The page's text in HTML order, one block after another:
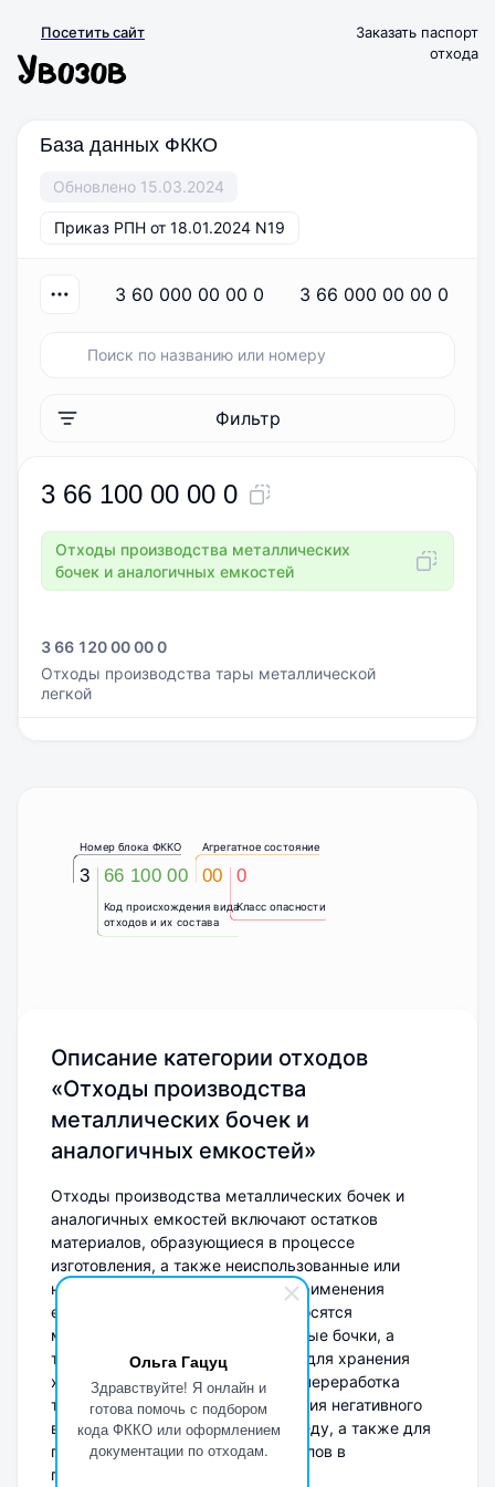
Ольга Гацуц
Здравствуйте! Я онлайн и
готова помочь с подбором
кода ФККО или оформлением
документации по отходам.
Посетить сайт
Заказать паспорт
отхода
База данных ФККО
Обновлено 15.03.2024
Приказ РПН от 18.01.2024 N19
3 60 000 00 00 0 3 66 000 00 00 0
Фильтр
3 66 100 00 00 0
Отходы производства металлических
бочек и аналогичных емкостей
3 66 120 00 00 0
Отходы производства тары металлической
легкой
3
Номер блока ФККО
Код происхождения вида
отходов и их состава
66 100 00
Агрегатное состояние
00
Класс опасности
0
Описание категории отходов
«Отходы производства
металлических бочек и
аналогичных емкостей»
Отходы производства металлических бочек и
аналогичных емкостей включают остатков
материалов, образующиеся в процессе
изготовления, а также неиспользованные или
непригодные для дальнейшего применения
емкости. К данной категории относятся
металлические обрезки, дефектные бочки, а
также емкости, использованные для хранения
химических веществ. Очистка и переработка
таких отходов важны для снижения негативного
воздействия на окружающую среду, а также для
повторного использования металлов в
производстве.